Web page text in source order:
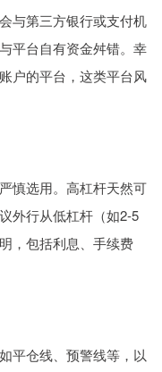
与第三方银行或支付机
平台自有资金舛错。幸
户的平台，这类平台风
慎选用。高杠杆天然可
外行从低杠杆（如2-5
，包括利息、手续费
平仓线、预警线等，以